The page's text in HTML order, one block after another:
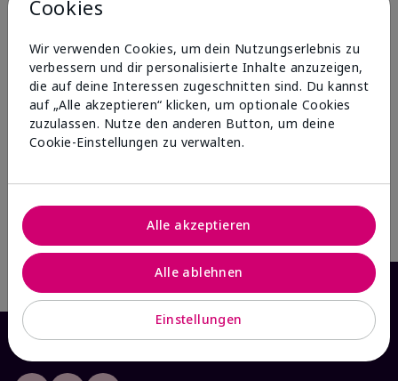
Mary Kay Skinvigorate
Duo Facial Device
109,00 €
Mary Kay Blush Stick
Kind Spirit
26,00 €
Schreibe die erste Bewertung
Cookies
Wir verwenden Cookies, um dein Nutzungserlebnis zu
verbessern und dir personalisierte Inhalte anzuzeigen,
die auf deine Interessen zugeschnitten sind. Du kannst
auf „Alle akzeptieren“ klicken, um optionale Cookies
zuzulassen. Nutze den anderen Button, um deine
Cookie-Einstellungen zu verwalten.
Einstellungen
Alle ablehnen
Alle akzeptieren